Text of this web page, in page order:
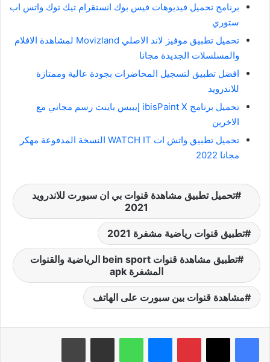
برنامج تحميل فيديوهات فيس بوك انستقرام تيك توك واتس اب
ستوري
تحميل تطبيق موفيز لاند الاصلي Movizland لمشاهدة الافلام
والمسلسلات الجديدة مجانا
افضل تطبيق لتسجيل المحاضرات بجودة عالية وممتازة
للاندرويد
تحميل برنامج ibisPaint X إيبيس باينت رسم مجاني مع
الاخرين
تحميل تطبيق واتش ات WATCH IT النسخة المدفوعة مهكر
مجانا 2022
تحميل تطبيق مشاهدة قنوات بي ان سبورت للاندرويد
2021
تطبيق قنوات رياضية مشفرة 2021
تطبيق مشاهدة قنوات bein sport الرياضية والقنوات
المشفرة apk
مشاهدة قنوات بين سبورت على الهاتف
بينتيريست واتساب